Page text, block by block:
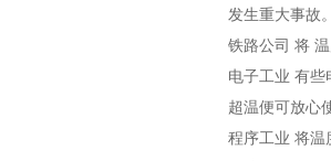
发生重大事故
铁路公司 将
电子工业 有
超温便可放心
程序工业 将温